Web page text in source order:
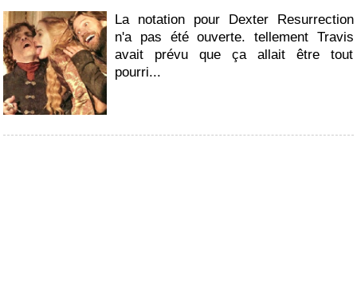
La notation pour Dexter Resurrection
n'a pas été ouverte. tellement Travis
avait prévu que ça allait être tout
pourri...